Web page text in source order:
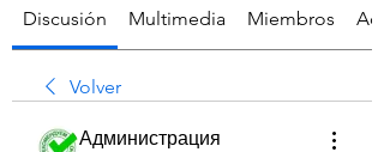
Discusión Multimedia Miembros
Volver
Администрация